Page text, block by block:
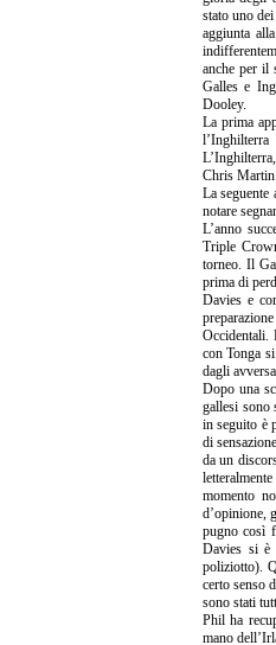
stato uno
aggiunta
anche per il
Galles e
Dooley.
La prima
Chris Martin
La
notare
L’anno
Triple
torneo. Il
prima di
Davies e
Occidentali.
con Tonga
dagli
Dopo una
gallesi sono
in seguito è
di
da un
momento
d’opinione,
pugno così
Davies si è
poliziotto).
certo senso
sono stati
Phil ha
mano